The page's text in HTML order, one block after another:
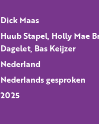
Dick Maas
Huub Stapel, Holly Mae
Dagelet, Bas Keijzer
Nederland
Nederlands gesproken
2025